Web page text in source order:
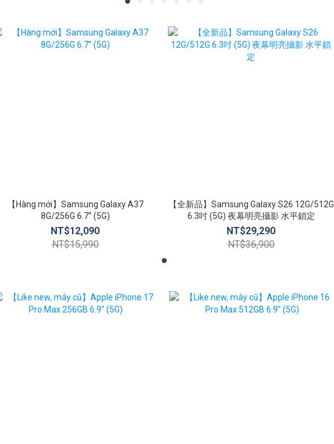
【Hàng mới】Samsung Galaxy A37
8G/256G 6.7” (5G)
NT$12,090
NT$15,990
【全新品】Samsung Galaxy S26 12G/512G
6.3吋 (5G) 夜幕明亮攝影 水平鎖定
NT$29,290
NT$36,900